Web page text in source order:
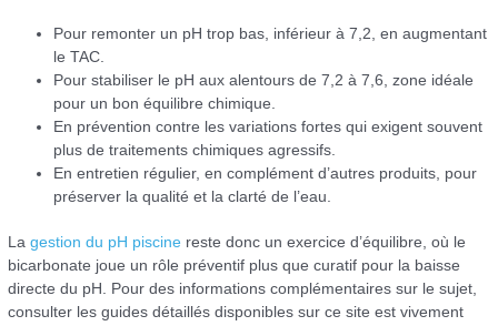
Pour remonter un pH trop bas, inférieur à 7,2, en augmentant
le TAC.
Pour stabiliser le pH aux alentours de 7,2 à 7,6, zone idéale
pour un bon équilibre chimique.
En prévention contre les variations fortes qui exigent souvent
plus de traitements chimiques agressifs.
En entretien régulier, en complément d’autres produits, pour
préserver la qualité et la clarté de l’eau.
Lagestion du pH piscine reste donc un exercice d’équilibre, où le
bicarbonate joue un rôle préventif plus que curatif pour la baisse
directe du pH. Pour des informations complémentaires sur le sujet,
consulter les guides détaillés disponibles sur ce site est vivement